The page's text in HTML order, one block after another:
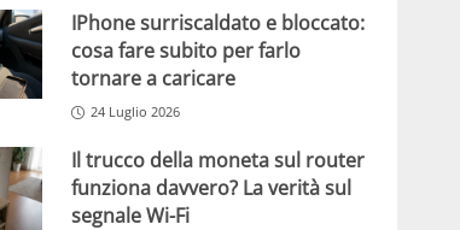
IPhone surriscaldato e bloccato:
cosa fare subito per farlo
tornare a caricare
24 Luglio 2026
Il trucco della moneta sul router
funziona davvero? La verità sul
segnale Wi-Fi